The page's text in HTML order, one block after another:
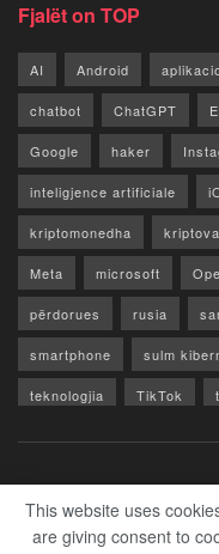
Fjalët on TOP
AI Android
chatbot ChatGPT
Google haker
inteligjence artificiale
kriptomonedha
Meta microsoft
përdorues rusia
smartphone sulm
teknologjia TikTok
© 2026 Zero1.al - Part of
This website uses
are giving consent to